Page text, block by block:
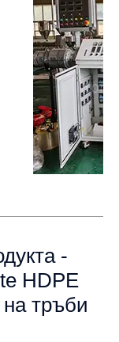
-
HDPE
тръби